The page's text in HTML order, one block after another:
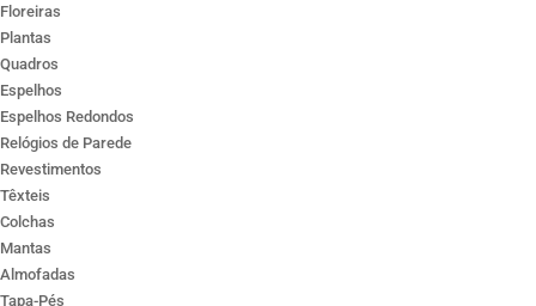
Floreiras
Plantas
Quadros
Espelhos
Espelhos Redondos
Relógios de Parede
Revestimentos
Têxteis
Colchas
Mantas
Almofadas
Tapa-Pés